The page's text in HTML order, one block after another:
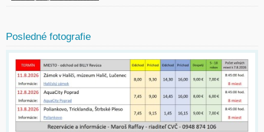
Posledné fotografie